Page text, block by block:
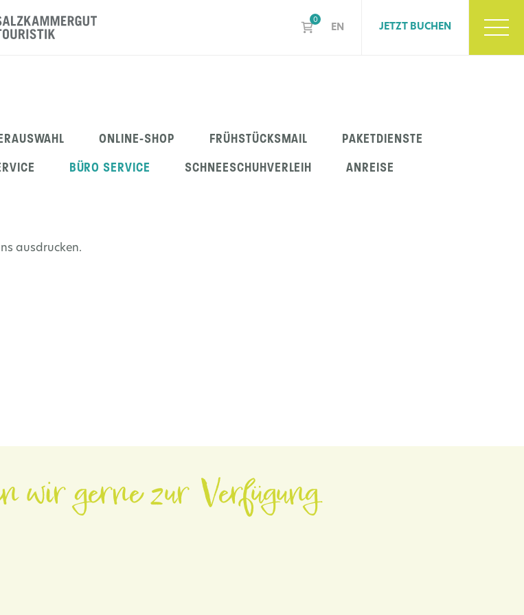
0
EN JETZT BUCHEN
ONLINE-SHOP FRÜHSTÜCKSMAIL
PAKETDIENSTE
BÜRO SERVICE SCHNEESCHUHVERLEIH ANREISE
ausdrucken.
wir gerne zur Verfügung.